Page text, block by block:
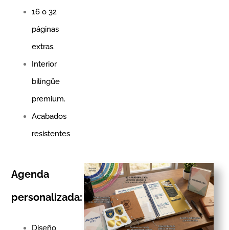
16 o 32
páginas
extras.
Interior
bilingüe
premium.
Acabados
resistentes
Agenda
personalizada:
Diseño